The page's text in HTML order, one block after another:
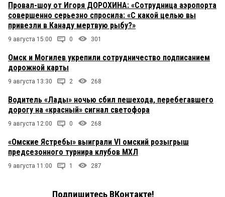
Провал-шоу от Игоря ДОРОХИНА: «Сотрудница аэропорта
совершенно серьезно спросила: «С какой целью вы
привезли в Канаду мертвую рыбу?»
9 августа 15:00 0 301
Омск и Могилев укрепили сотрудничество подписанием
дорожной карты
9 августа 13:30 2 268
Водитель «Лады» ночью сбил пешехода, перебегавшего
дорогу на «красный» сигнал светофора
9 августа 12:00 0 268
«Омские Ястребы» выиграли VI омский розыгрыш
предсезонного турнира клубов МХЛ
9 августа 11:00 1 287
Подпишитесь ВКонтакте!